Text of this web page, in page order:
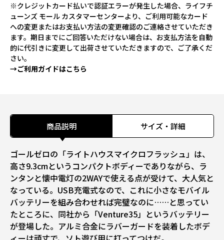
※クレジットカード払いで認証エラーが発生した場合、ライフチ
ューンズ モール カスタマーセンターより、ご利用可能なカード
への変更またはお支払い方法の変更確認のご連絡させていただき
ます。期日までにご回答いただけない場合は、お支払方法を自動
的に代引きに変更して出荷させていただきますので、ご了承くだ
さい。
→ご利用ガイドはこちら
商品説明 サイズ・詳細
ゴールゼロの「ライトハウスマイクロフラッシュ」は、
高さ9.3cmというコンパクトボディーでありながら、ラ
ンタンと懐中電灯の2WAYで使える点が受けて、大人気と
なっている。USB充電式なので、これに小さなモバイル
バッテリーを組み合わせれば完璧なのに……と思ってい
たところに、同社から「Venture35」というバッテリー
が登場した。アルミ合金にラバーガードを装着したボデ